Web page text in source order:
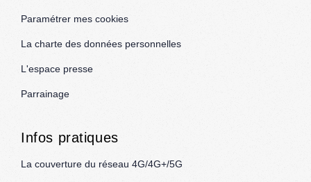
Paramétrer mes cookies
La charte des données personnelles
L'espace presse
Parrainage
Infos pratiques
La couverture du réseau 4G/4G+/5G